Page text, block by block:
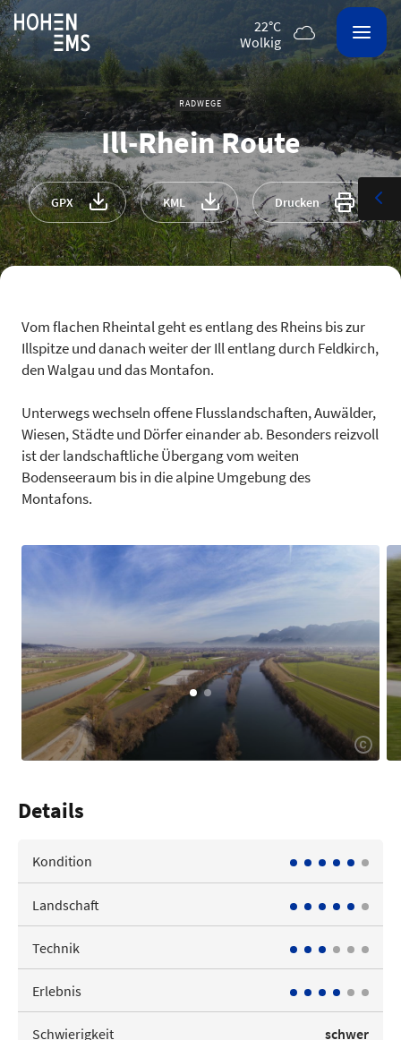
22°C
wolkig
RADWEGE
Ill-Rhein Route
GPX KML Drucken
Vom flachen Rheintal geht es entlang des Rheins bis zur
Illspitze und danach weiter der Ill entlang durch Feldkirch,
den Walgau und das Montafon.
Unterwegs wechseln offene Flusslandschaften, Auwälder,
Wiesen, Städte und Dörfer einander ab. Besonders reizvoll
ist der landschaftliche Übergang vom weiten
Bodenseeraum bis in die alpine Umgebung des
Montafons.
Details
Kondition
Landschaft
Technik
Erlebnis
Schwierigkeit schwer